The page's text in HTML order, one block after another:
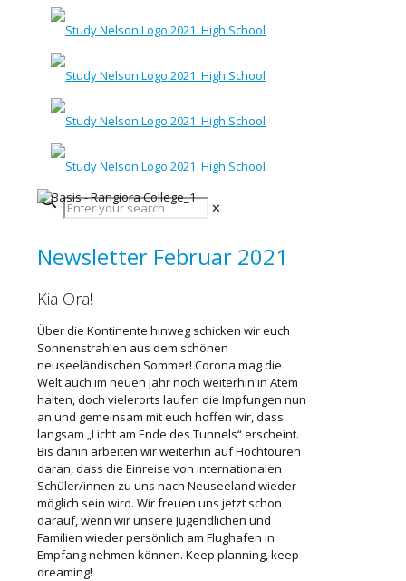
✕
Newsletter Februar 2021
Kia Ora!
Über die Kontinente hinweg schicken wir euch
Sonnenstrahlen aus dem schönen
neuseeländischen Sommer! Corona mag die
Welt auch im neuen Jahr noch weiterhin in Atem
halten, doch vielerorts laufen die Impfungen nun
an und gemeinsam mit euch hoffen wir, dass
langsam „Licht am Ende des Tunnels“ erscheint.
Bis dahin arbeiten wir weiterhin auf Hochtouren
daran, dass die Einreise von internationalen
Schüler/innen zu uns nach Neuseeland wieder
möglich sein wird. Wir freuen uns jetzt schon
darauf, wenn wir unsere Jugendlichen und
Familien wieder persönlich am Flughafen in
Empfang nehmen können. Keep planning, keep
dreaming!